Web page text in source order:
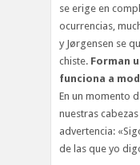
se erige en
ocurrencias,
y Jørgensen se
chiste. Forman
funciona a
En un momento
nuestras
advertencia:
de las que yo